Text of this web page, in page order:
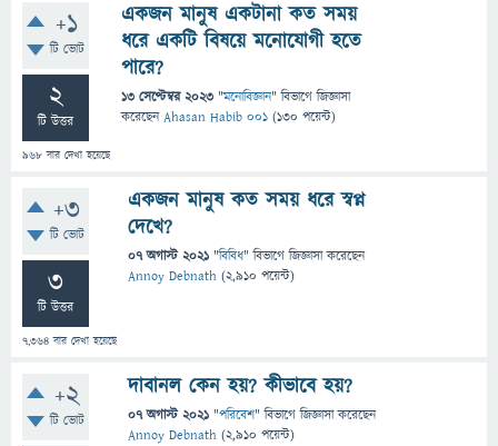
+1
টি ভোট
2
টি উত্তর
968 বার দেখা হয়েছে
একজন মানুষ একটানা কত সময়
ধরে একটি বিষয়ে মনোযোগী হতে
পারে?
13 সেপ্টেম্বর 2023 "মনোবিজ্ঞান" বিভাগে জিজ্ঞাসা
করেছেনAhasan Habib 001 (130 পয়েন্ট)
+3
টি ভোট
3
টি উত্তর
7,364 বার দেখা হয়েছে
একজন মানুষ কত সময় ধরে স্বপ্ন
দেখে?
07 অগাস্ট 2021 "বিবিধ" বিভাগে জিজ্ঞাসাকরেছেন
Annoy Debnath (2,910 পয়েন্ট)
+2
টি ভোট
দাবানল কেন হয়? কীভাবে হয়?
07 অগাস্ট 2021 "পরিবেশ" বিভাগে জিজ্ঞাসাকরেছেন
Annoy Debnath (2,910 পয়েন্ট)